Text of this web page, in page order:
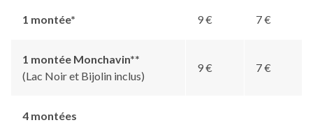
1 montée* 9 € 7 €
1 montée Monchavin**
(Lac Noir et Bijolin inclus)
9 € 7 €
4 montées